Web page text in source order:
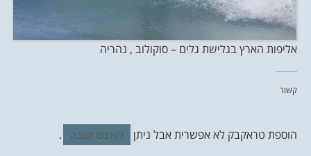
אליפות הארץ בגלישת גלים – סוקולוב , נהריה
קשור
הוספת טראקבק לא אפשרית אבל ניתן לפרסם תגובה .